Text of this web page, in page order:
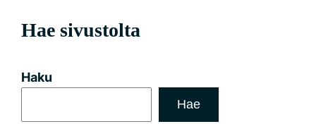
Hae sivustolta
Haku
Hae